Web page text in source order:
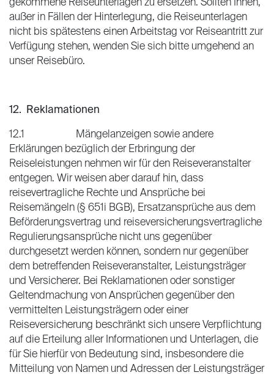
gekommene Reiseunterlagen zu ersetzen. Sollten Ihnen,
außer in Fällen der Hinterlegung, die Reiseunterlagen
nicht bis spätestens einen Arbeitstag vor Reiseantritt zur
Verfügung stehen, wenden Sie sich bitte umgehend an
unser Reisebüro.
12. Reklamationen
12.1 Mängelanzeigen sowie andere
Erklärungen bezüglich der Erbringung der
Reiseleistungen nehmen wir für den Reiseveranstalter
entgegen. Wir weisen aber darauf hin, dass
reisevertragliche Rechte und Ansprüche bei
Reisemängeln (§ 651i BGB), Ersatzansprüche aus dem
Beförderungsvertrag und reiseversicherungsvertragliche
Regulierungsansprüche nicht uns gegenüber
durchgesetzt werden können, sondern nur gegenüber
dem betreffenden Reiseveranstalter, Leistungsträger
und Versicherer. Bei Reklamationen oder sonstiger
Geltendmachung von Ansprüchen gegenüber den
vermittelten Leistungsträgern oder einer
Reiseversicherung beschränkt sich unsere Verpflichtung
auf die Erteilung aller Informationen und Unterlagen, die
für Sie hierfür von Bedeutung sind, insbesondere die
Mitteilung von Namen und Adressen der Leistungsträger